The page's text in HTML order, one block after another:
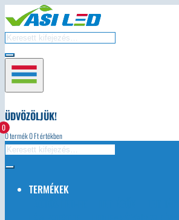
0
ÜDVÖZÖLJÜK!
0termék0Ft értékben
TERMÉKEK